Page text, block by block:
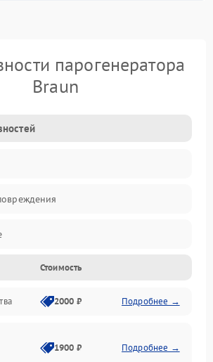
парогенератора
Braun
Стоимость
2000 ₽ Подробнее →
1900 ₽ Подробнее →